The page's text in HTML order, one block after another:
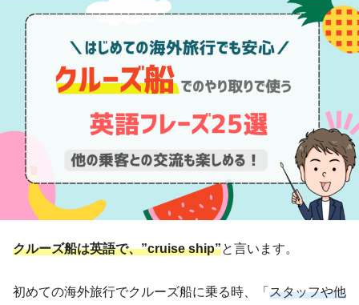
クルーズ船は英語で、”cruise ship”と言います。
初めての海外旅行でクルーズ船に乗る時、「 スタッフや他